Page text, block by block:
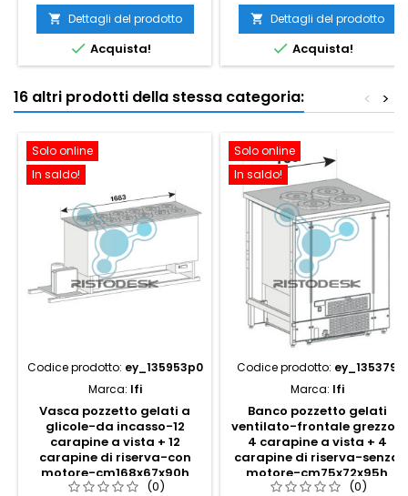
 Dettagli del prodotto
 Acquista!
 Dettagli del prodotto
 Acquista!
16 altri prodotti della stessa categoria: >
<
Solo online
In saldo!
Codice prodotto: ey_135953p0
Marca: Ifi
Vasca pozzetto gelati a
glicole-da incasso-12
carapine a vista + 12
carapine di riserva-con
motore-cm168x67x90h
(0)
Solo online
In saldo!
Codice prodotto: ey_135379
Marca: Ifi
Banco pozzetto gelati
ventilato-frontale grezzo-
4 carapine a vista + 4
carapine di riserva-senza
motore-cm75x72x95h
(0)